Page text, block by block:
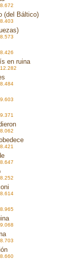
(del Báltico)
en ruina